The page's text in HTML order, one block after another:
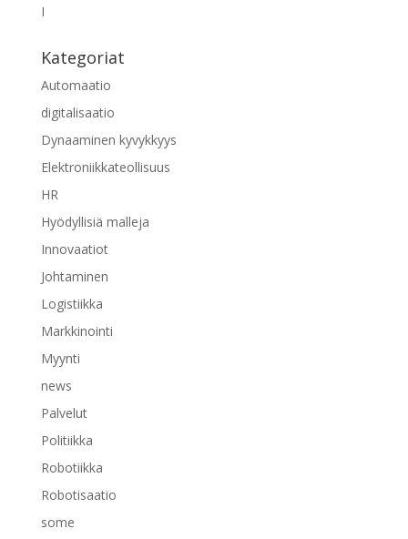
I
Kategoriat
Automaatio
digitalisaatio
Dynaaminen kyvykkyys
Elektroniikkateollisuus
HR
Hyödyllisiä malleja
Innovaatiot
Johtaminen
Logistiikka
Markkinointi
Myynti
news
Palvelut
Politiikka
Robotiikka
Robotisaatio
some